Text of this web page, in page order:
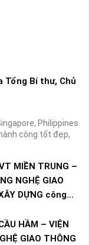
Tổng Bí thư, Chủ
Philippines
công tốt đẹp,
MIỀN TRUNG –
NGHỆ GIAO
DỰNG công...
HẦM – VIỆN
GIAO THÔNG